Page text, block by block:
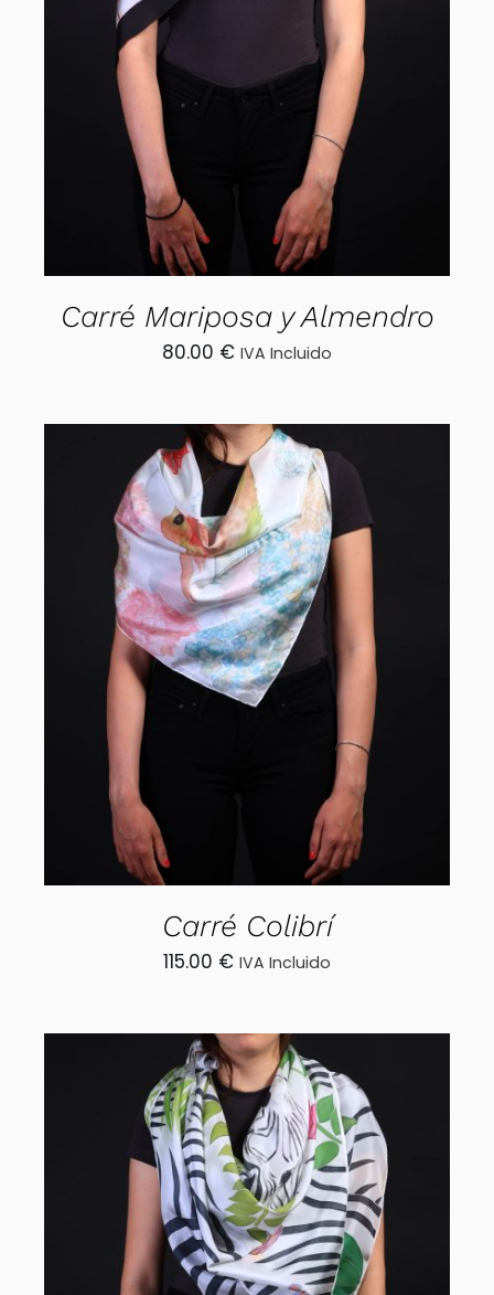
AÑADIR AL CARRITO DETALLES
Carré Mariposa y Almendro
80.00 € IVA Incluido
AÑADIR AL CARRITO / DETALLES
Carré Colibrí
115.00 € IVA Incluido
AÑADIR AL CARRITO / DETALLES